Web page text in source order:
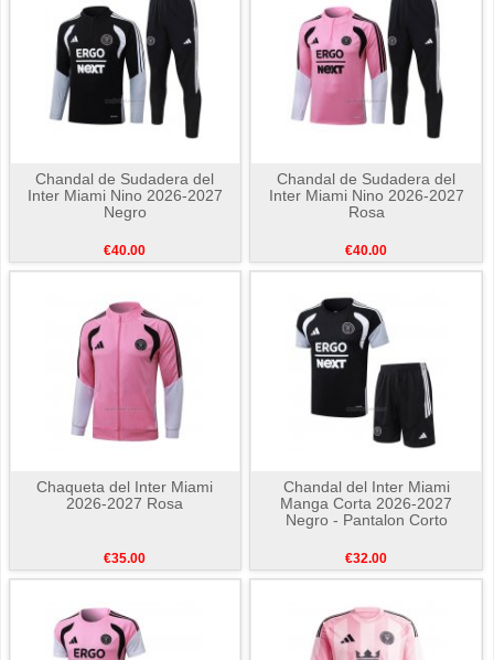
Chandal de Sudadera del
Inter Miami Nino 2026-2027
Negro
€40.00
Chandal de Sudadera del
Inter Miami Nino 2026-2027
Rosa
€40.00
Chaqueta del Inter Miami
2026-2027 Rosa
€35.00
Chandal del Inter Miami
Manga Corta 2026-2027
Negro - Pantalon Corto
€32.00